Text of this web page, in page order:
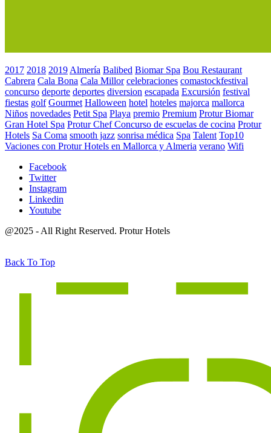
2017 2018 2019 Almería Balibed Biomar Spa Bou Restaurant
Cabrera Cala Bona Cala Millor celebraciones comastockfestival
concurso deporte deportes diversion escapada Excursión festival
fiestas golf Gourmet Halloween hotel hoteles majorca mallorca
Niños novedades Petit Spa Playa premio Premium Protur Biomar
Gran Hotel Spa Protur Chef Concurso de escuelas de cocina Protur
Hotels Sa Coma smooth jazz sonrisa médica Spa Talent Top10
Vaciones con Protur Hotels en Mallorca y Almeria verano Wifi
Facebook
Twitter
Instagram
Linkedin
Youtube
@2025 - All Right Reserved. Protur Hotels
Back To Top